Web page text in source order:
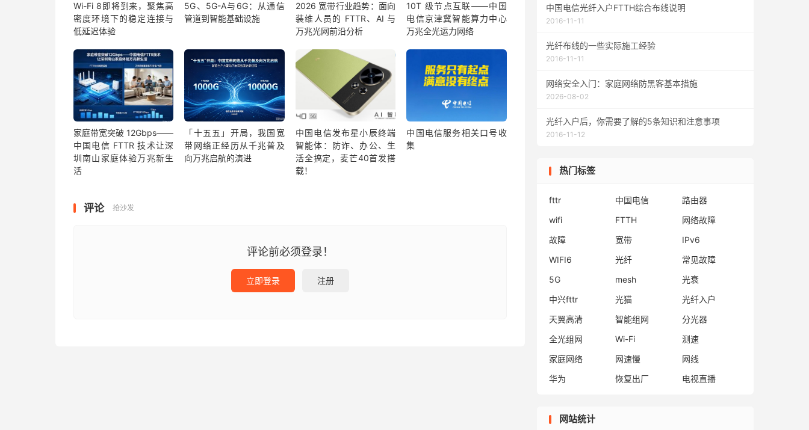
Wi-Fi 8即将到来，聚焦高
密度环境下的稳定连接与
低延迟体验
5G、5G-A与6G：从通信
管道到智能基础设施
2026 宽带行业趋势：面向
装维人员的 FTTR、AI 与
万兆光网前沿分析
10T 级节点互联——中国
电信京津冀智能算力中心
万兆全光运力网络
家庭带宽突破 12Gbps——
中国电信 FTTR 技术让深
圳南山家庭体验万兆新生
活
「十五五」开局，我国宽
带网络正经历从千兆普及
向万兆启航的演进
中国电信发布星小辰终端
智能体：防诈、办公、生
活全搞定，麦芒40首发搭
载！
中国电信服务相关口号收
集
评论 抢沙发
评论前必须登录！
立即登录 注册
中国电信光纤入户FTTH综合布线说明
2016-11-11
光纤布线的一些实际施工经验
2016-11-11
网络安全入门：家庭网络防黑客基本措施
2026-08-02
光纤入户后，你需要了解的5条知识和注意事项
2016-11-12
热门标签
fttr 中国电信
路由器
wifi
FTTH
网络故障
故障
宽带
IPv6
WIFI6
光纤
常见故障
5G
mesh
光衰
中兴fttr
光猫
光纤入户
天翼高清
智能组网
分光器
全光组网
Wi-Fi
测速
家庭网络
网速慢
网线
华为
恢复出厂 电视直播
网站统计